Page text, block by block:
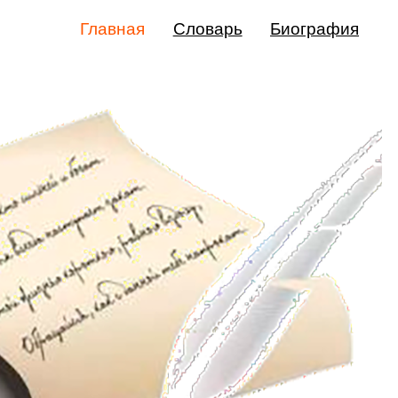
Главная Словарь Биография